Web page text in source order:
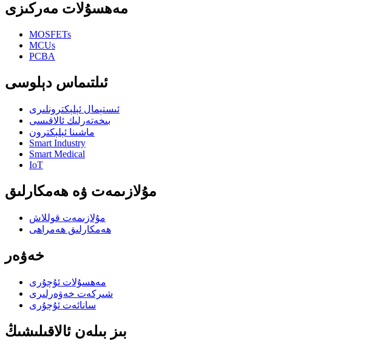
مەھسۇلات مەركىزى
MOSFETs
MCUs
PCBA
ئىلتىماس دېلوسى
ئىستېمال ئېلېكترونلىرى
بىخەتەرلىك ئالاقىسى
ماشىنا ئېلېكترون
Smart Industry
Smart Medical
IoT
مۇلازىمەت ۋە ھەمكارلىق
مۇلازىمەت قوللاش
ھەمكارلىق ھەمراھى
خەۋەر
مەھسۇلات ئۇچۇرى
شىركەت خەۋەرلىرى
سانائەت ئۇچۇرى
بىز بىلەن ئالاقىلىشىڭ